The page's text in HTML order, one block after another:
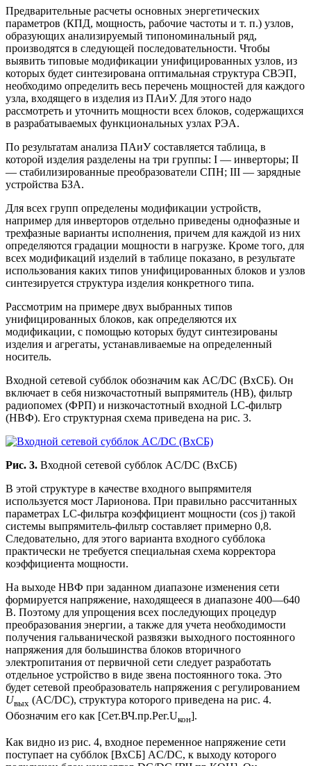
Предварительные расчеты основных энергетических
параметров (КПД, мощность, рабочие частоты и т. п.) узлов,
образующих анализируемый типономинальный ряд,
производятся в следующей последовательности. Чтобы
выявить типовые модификации унифицированных узлов, из
которых будет синтезирована оптимальная структура СВЭП,
необходимо определить весь перечень мощностей для каждого
узла, входящего в изделия из ПАиУ. Для этого надо
рассмотреть и уточнить мощности всех блоков, содержащихся
в разрабатываемых функциональных узлах РЭА.
По результатам анализа ПАиУ составляется таблица, в
которой изделия разделены на три группы: I — инверторы; II
— стабилизированные преобразователи СПН; III — зарядные
устройства БЗА.
Для всех групп определены модификации устройств,
например для инверторов отдельно приведены однофазные и
трехфазные варианты исполнения, причем для каждой из них
определяются градации мощности в нагрузке. Кроме того, для
всех модификаций изделий в таблице показано, в результате
использования каких типов унифицированных блоков и узлов
синтезируется структура изделия конкретного типа.
Рассмотрим на примере двух выбранных типов
унифицированных блоков, как определяются их
модификации, с помощью которых будут синтезированы
изделия и агрегаты, устанавливаемые на определенный
носитель.
Входной сетевой субблок обозначим как AC/DC (ВхСБ). Он
включает в себя низкочастотный выпрямитель (НВ), фильтр
радиопомех (ФРП) и низкочастотный входной LC-фильтр
(НВФ). Его структурная схема приведена на рис. 3.
Рис. 3. Входной сетевой субблок AC/DC (ВхСБ)
В этой структуре в качестве входного выпрямителя
используется мост Ларионова. При правильно рассчитанных
параметрах LC-фильтра коэффициент мощности (cos j) такой
системы выпрямитель-фильтр составляет примерно 0,8.
Следовательно, для этого варианта входного субблока
практически не требуется специальная схема корректора
коэффициента мощности.
На выходе НВФ при заданном диапазоне изменения сети
формируется напряжение, находящееся в диапазоне 400—640
В. Поэтому для упрощения всех последующих процедур
преобразования энергии, а также для учета необходимости
получения гальванической развязки выходного постоянного
напряжения для большинства блоков вторичного
электропитания от первичной сети следует разработать
отдельное устройство в виде звена постоянного тока. Это
будет сетевой преобразователь напряжения с регулированием
Uвых (AC/DC), структура которого приведена на рис. 4.
Обозначим его как [Сет.ВЧ.пр.Рег.Uкон].
Как видно из рис. 4, входное переменное напряжение сети
поступает на субблок [ВхСБ] AC/DC, к выходу которого